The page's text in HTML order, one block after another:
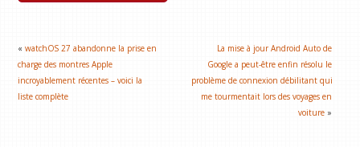
«watchOS 27 abandonne la prise en
charge des montres Apple
incroyablement récentes – voici la
liste complète
La mise à jour Android Auto de
Google a peut-être enfin résolu le
problème de connexion débilitant qui
me tourmentait lors des voyages en
voiture »